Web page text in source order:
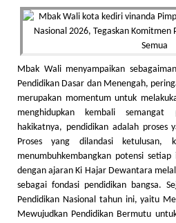
Mbak Wali menyampaikan
Pendidikan Dasar dan Menengah,
merupakan momentum untuk
menghidupkan kembali semangat
hakikatnya, pendidikan adalah proses
Proses yang dilandasi ketulusan,
menumbuhkembangkan potensi
dengan ajaran Ki Hajar Dewantara
sebagai fondasi pendidikan bangsa.
Pendidikan Nasional tahun ini, yaitu
Mewujudkan Pendidikan Bermutu